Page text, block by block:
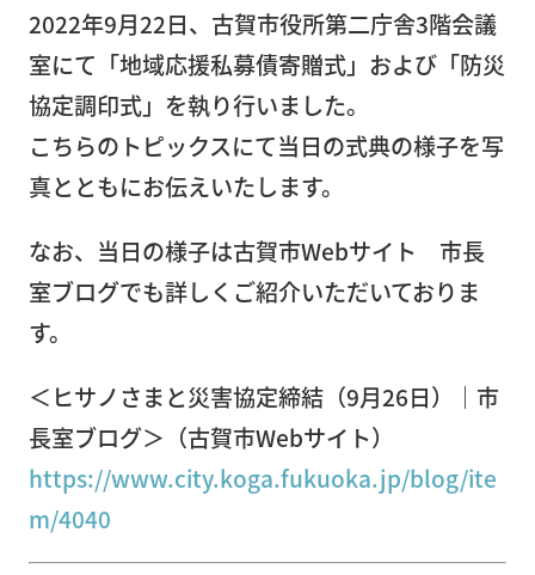
機
器
輸
送
病
店
舗・
転
営
業
倉
2022年9月22日、古賀市役所第二庁舎3階会議
室にて「地域応援私募債寄贈式」および「防災
協定調印式」を執り行いました。
こちらのトピックスにて当日の式典の様子を写
真とともにお伝えいたします。
なお、当日の様子は古賀市Webサイト 市長
室ブログでも詳しくご紹介いただいておりま
す。
＜ヒサノさまと災害協定締結（9月26日）｜市
長室ブログ＞（古賀市Webサイト）
https://www.city.koga.fukuoka.jp/blog/ite
m/4040